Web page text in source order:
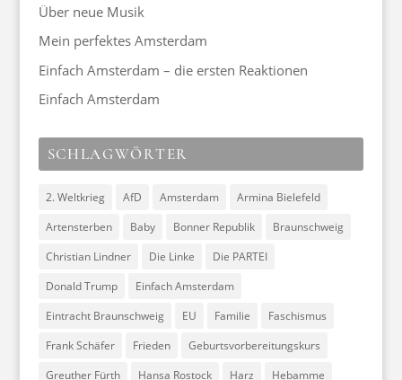
Über neue Musik
Mein perfektes Amsterdam
Einfach Amsterdam – die ersten Reaktionen
Einfach Amsterdam
SCHLAGWÖRTER
2. Weltkrieg AfD Amsterdam
Armina Bielefeld
Artensterben
Baby Bonner Republik
Braunschweig
Christian Lindner
Die Linke
Die PARTEI
Donald Trump
Einfach Amsterdam
Eintracht Braunschweig
EU Familie
Faschismus
Frank Schäfer
Frieden
Geburtsvorbereitungskurs
Greuther Fürth
Hansa Rostock Harz
Hebamme